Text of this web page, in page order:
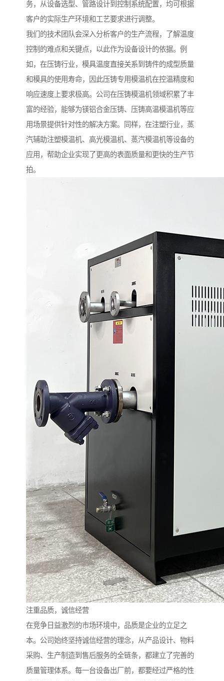
务，从设备选型、管路设计到控制系统配置，均可根据
客户的实际生产环境和工艺要求进行调整。
我们的技术团队会深入分析客户的生产流程，了解温度
控制的难点和关键点，以此作为设备设计的依据。例
如，在压铸行业，模具温度直接关系到铸件的成型质量
和模具的使用寿命，因此压铸专用模温机在控温精度和
响应速度上要求极高。公司在压铸模温机领域积累了丰
富的经验，能够为镁铝合金压铸、压铸高温模温机等应
用场景提供针对性的解决方案。同样，在注塑行业，蒸
汽辅助注塑模温机、高光模温机、蒸汽模温机等设备的
应用，帮助企业实现了更高的表面质量和更快的生产节
拍。
注重品质，诚信经营
在竞争日益激烈的市场环境中，品质是企业的立足之
本。公司始终坚持诚信经营的理念，从产品设计、物料
采购、生产制造到售后服务的全链条，都建立了完善的
质量管理体系。每一台设备出厂前，都要经过严格的性